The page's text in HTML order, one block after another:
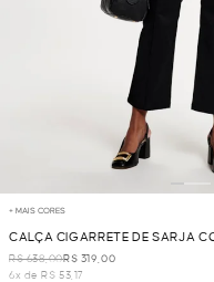
+ MAIS CORES
CALÇA CIGARRETE DE SARJA
R$ 638,00R$ 319,00
6x de R$ 53,17